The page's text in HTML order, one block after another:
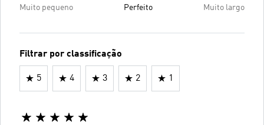
Muito pequeno Perfeito Muito largo
Filtrar por classificação
5 4 3 2 1